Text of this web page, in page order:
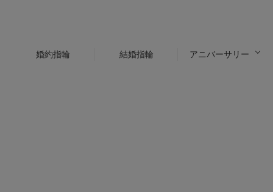
婚約指輪 結婚指輪 アニバーサリー